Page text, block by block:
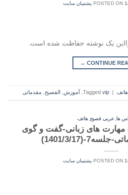
POSTED ON پشتیبان سایت
یک نوشته حفاظت شده است.
CONTINUE
→
هاتف |
Tagged vip آموزش الفصيح مقدماتی
ها عربی فصیح هاتف
های زبانی-گفت و گوی
(1401/3/17)
POSTED ON پشتیبان سایت